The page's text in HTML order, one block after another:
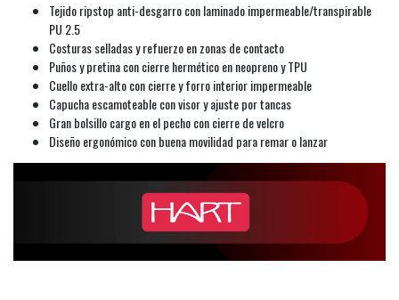
Tejido ripstop anti-desgarro con laminado impermeable/transpirable
PU 2.5
Costuras selladas y refuerzo en zonas de contacto
Puños y pretina con cierre hermético en neopreno y TPU
Cuello extra-alto con cierre y forro interior impermeable
Capucha escamoteable con visor y ajuste por tancas
Gran bolsillo cargo en el pecho con cierre de velcro
Diseño ergonómico con buena movilidad para remar o lanzar